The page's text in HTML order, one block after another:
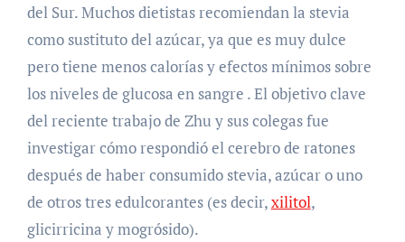
del Sur. Muchos dietistas recomiendan la stevia
como sustituto del azúcar, ya que es muy dulce
pero tiene menos calorías y efectos mínimos sobre
los niveles de glucosa en sangre . El objetivo clave
del reciente trabajo de Zhu y sus colegas fue
investigar cómo respondió el cerebro de ratones
después de haber consumido stevia, azúcar o uno
de otros tres edulcorantes (es decir,xilitol,
glicirricina y mogrósido).